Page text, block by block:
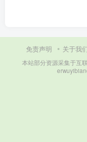
免责声明 关于我
本站部分资源采集于互